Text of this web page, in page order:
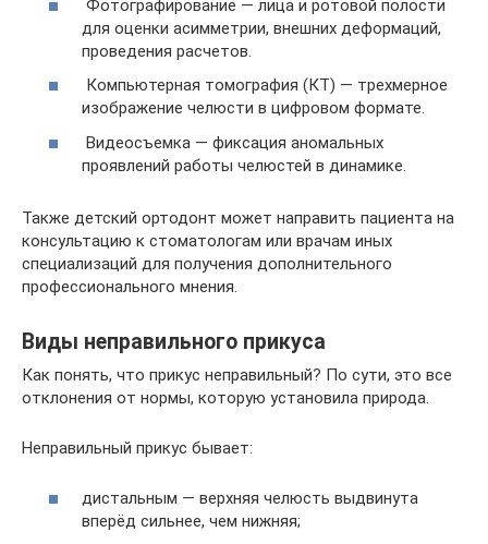
Фотографирование — лица и ротовой полости
для оценки асимметрии, внешних деформаций,
проведения расчетов.
Компьютерная томография (КТ) — трехмерное
изображение челюсти в цифровом формате.
Видеосъемка — фиксация аномальных
проявлений работы челюстей в динамике.
Также детский ортодонт может направить пациента на
консультацию к стоматологам или врачам иных
специализаций для получения дополнительного
профессионального мнения.
Виды неправильного прикуса
Как понять, что прикус неправильный? По сути, это все
отклонения от нормы, которую установила природа.
Неправильный прикус бывает:
дистальным — верхняя челюсть выдвинута
вперёд сильнее, чем нижняя;